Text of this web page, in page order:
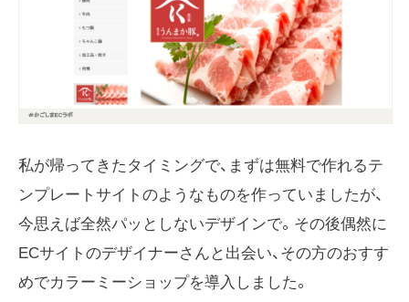
私が帰ってきたタイミングで、まずは無料で作れるテ
ンプレートサイトのようなものを作っていましたが、
今思えば全然パッとしないデザインで。その後偶然に
ECサイトのデザイナーさんと出会い、その方のおすす
めでカラーミーショップを導入しました。